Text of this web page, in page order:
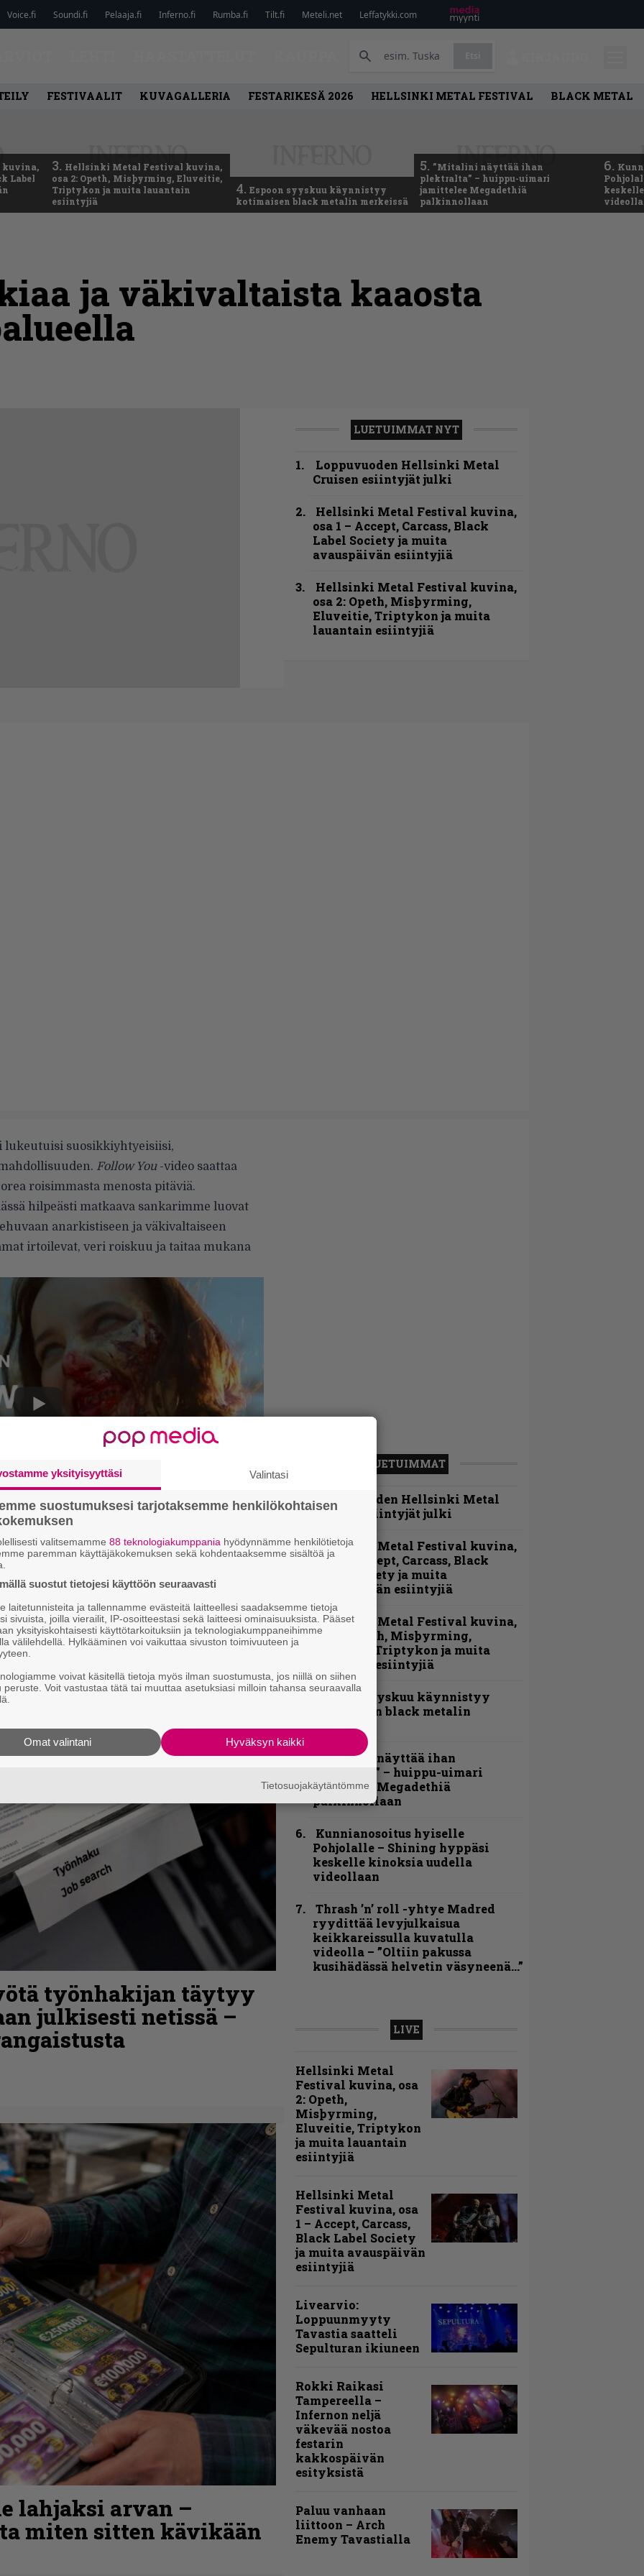
Voice.fi Soundi.fi Pelaaja.fi Inferno.fi Rumba.fi Tilt.fi Meteli.net Leffatykki.com
FESTIVAALIT KUVAGALLERIA FESTARIKESÄ 2026 HELLSINKI METAL FESTIVAL BLACK METAL
Label
3. Hellsinki Metal Festival kuvina,
osa 2: Opeth, Misþyrming, Eluveitie,
Triptykon ja muita lauantain
esiintyjiä
4. Espoon syyskuu käynnistyy
kotimaisen black metalin merkeissä
5. ”Mitalini näyttää ihan
plektralta” – huippu-uimari
jamittelee Megadethiä
palkinnollaan
6.
ja väkivaltaista kaaosta
LUETUIMMAT NYT
Loppuvuoden Hellsinki Metal
Cruisen esiintyjät julki
Hellsinki Metal Festival kuvina,
osa 1 – Accept, Carcass, Black
Label Society ja muita
avauspäivän esiintyjiä
Hellsinki Metal Festival kuvina,
osa 2: Opeth, Misþyrming,
Eluveitie, Triptykon ja muita
lauantain esiintyjiä
lukeutuisi suosikkiyhtyeisiisi,
Follow You-video saattaa
roisimmasta menosta pitäviä.
hilpeästi matkaava sankarimme luovat
anarkistiseen ja väkivaltaiseen
irtoilevat, veri roiskuu ja taitaa mukana
ja tiedät mistä kahvitauolla puhutaan!
ja puheenaiheet suoraan sähköpostiin
työnhakijan täytyy
julkisesti netissä –
lahjaksi arvan –
miten sitten kävikään
LUETUIMMAT
Loppuvuoden Hellsinki Metal
Cruisen esiintyjät julki
Hellsinki Metal Festival kuvina,
osa 1 – Accept, Carcass, Black
Label Society ja muita
avauspäivän esiintyjiä
Hellsinki Metal Festival kuvina,
osa 2: Opeth, Misþyrming,
Eluveitie, Triptykon ja muita
lauantain esiintyjiä
Espoon syyskuu käynnistyy
kotimaisen black metalin
merkeissä
”Mitalini näyttää ihan
plektralta” – huippu-uimari
jamittelee Megadethiä
palkinnollaan
Kunnianosoitus hyiselle
Pohjolalle – Shining hyppäsi
keskelle kinoksia uudella
videollaan
Thrash ’n’ roll -yhtye Madred
ryydittää levyjulkaisua
keikkareissulla kuvatulla
videolla – ”Oltiin pakussa
kusihädässä helvetin väsyneenä…”
LIVE
Hellsinki Metal
Festival kuvina, osa
2: Opeth,
Misþyrming,
Eluveitie, Triptykon
ja muita lauantain
esiintyjiä
Hellsinki Metal
Festival kuvina, osa
1 – Accept, Carcass,
Black Label Society
ja muita avauspäivän
esiintyjiä
Livearvio:
Loppuunmyyty
Tavastia saatteli
Sepulturan ikiuneen
Rokki Raikasi
Tampereella –
Infernon neljä
väkevää nostoa
festarin
kakkospäivän
esityksistä
Paluu vanhaan
liittoon – Arch
Enemy Tavastialla
yksityisyyttäsi Valintasi
suostumuksesi tarjotaksemme henkilökohtaisen
valitsemamme 88 teknologiakumppania hyödynnämme henkilötietoja
paremman käyttäjäkokemuksen sekä kohdentaaksemme sisältöä ja
suostut tietojesi käyttöön seuraavasti
laitetunnisteita ja tallennamme evästeitä laitteellesi saadaksemme tietoja
sivuista, joilla vierailit, IP-osoitteestasi sekä laitteesi ominaisuuksista. Pääset
yksityiskohtaisesti käyttötarkoituksiin ja teknologiakumppaneihimme
välilehdellä. Hylkääminen voi vaikuttaa sivuston toimivuuteen ja
voivat käsitellä tietoja myös ilman suostumusta, jos niillä on siihen
peruste. Voit vastustaa tätä tai muuttaa asetuksiasi milloin tahansa seuraavalla
Hyväksyn kaikki
Omat valintani
Tietosuojakäytäntömme